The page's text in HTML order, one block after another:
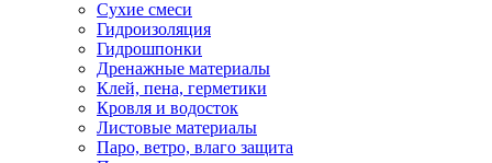
Сухие смеси
Гидроизоляция
Гидрошпонки
Дренажные материалы
Клей, пена, герметики
Кровля и водосток
Листовые материалы
Паро, ветро, влаго защита